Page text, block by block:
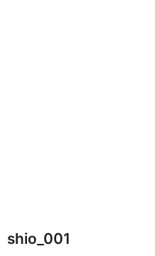
shio_001